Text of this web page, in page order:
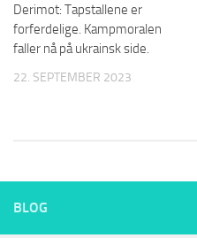
Derimot: Tapstallene er
forferdelige. Kampmoralen
faller nå på ukrainsk side.
22. SEPTEMBER 2023
BLOG